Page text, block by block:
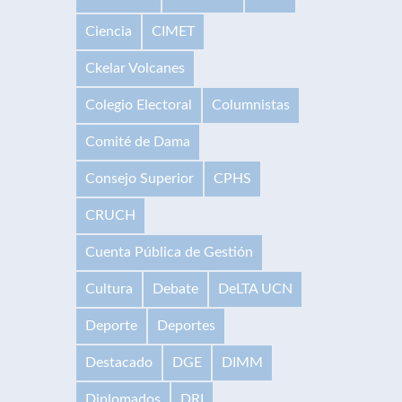
Ciencia CIMET
Ckelar Volcanes
Colegio Electoral Columnistas
Comité de Dama
Consejo Superior CPHS
CRUCH
Cuenta Pública de Gestión
Cultura Debate DeLTA UCN
Deporte Deportes
Destacado DGE DIMM